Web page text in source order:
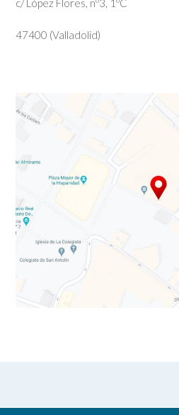
c/ López Flores, nº3, 1ºC
47400 (Valladolid)